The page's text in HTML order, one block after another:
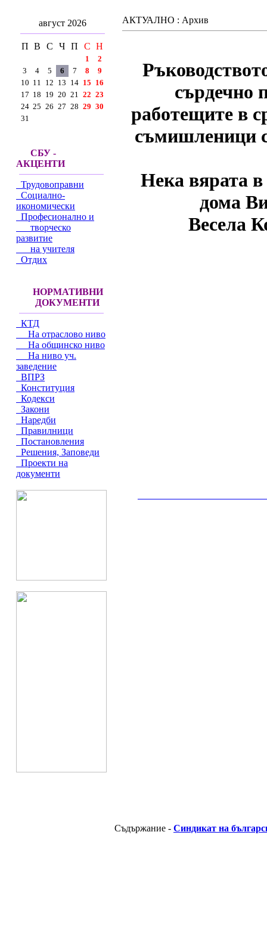
август 2026
П В С Ч П С Н
1
2
3
4 5 6 7 8
9
10 11 12 13 14 15 16
17 18 19 20 21 22 23
24 25 26 27 28 29 30
31
СБУ -
АКЦЕНТИ
Трудовоправни
Социално-
икономически
Професионално и
творческо
развитие
на учителя
Отдих
НОРМАТИВНИ
ДОКУМЕНТИ
КТД
На отраслово ниво
На общинско ниво
На ниво уч.
заведение
ВПРЗ
Конституция
Кодекси
Закони
Наредби
Правилници
Постановления
Решения, Заповеди
Проекти на
документи
АКТУАЛНО : Архив
сърдечно
работещите в
съмишленици
Нека вярата в
дома
Весела
Съдържание - Синдикат на